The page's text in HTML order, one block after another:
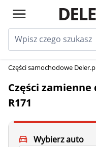
Części samochodowe
Części zamienne
R171
Wybierz auto